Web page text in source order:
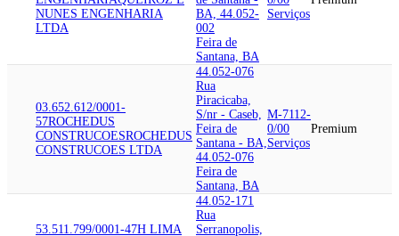
NUNES ENGENHARIA
LTDA
BA, 44.052-
002
Feira de
Santana, BA
Serviços
03.652.612/0001-
57ROCHEDUS
CONSTRUCOESROCHEDUS
CONSTRUCOES LTDA
44.052-076
Rua
Piracicaba,
S/nr - Caseb,
Feira de
Santana - BA,
44.052-076
Feira de
Santana, BA
M-7112-
0/00
Serviços
Premium
53.511.799/0001-47H LIMA
44.052-171
Rua
Serranopolis,